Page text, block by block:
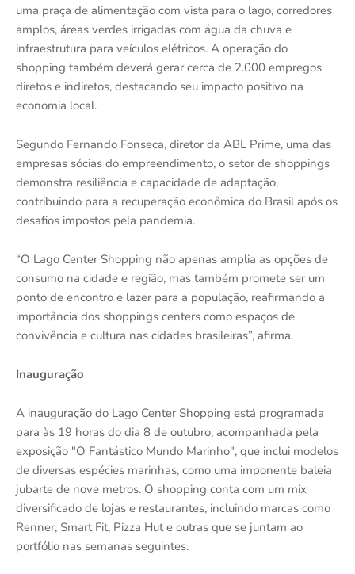
uma praça de alimentação com vista para o lago, corredores
amplos, áreas verdes irrigadas com água da chuva e
infraestrutura para veículos elétricos. A operação do
shopping também deverá gerar cerca de 2.000 empregos
diretos e indiretos, destacando seu impacto positivo na
economia local.
Segundo Fernando Fonseca, diretor da ABL Prime, uma das
empresas sócias do empreendimento, o setor de shoppings
demonstra resiliência e capacidade de adaptação,
contribuindo para a recuperação econômica do Brasil após os
desafios impostos pela pandemia.
“O Lago Center Shopping não apenas amplia as opções de
consumo na cidade e região, mas também promete ser um
ponto de encontro e lazer para a população, reafirmando a
importância dos shoppings centers como espaços de
convivência e cultura nas cidades brasileiras”, afirma.
Inauguração
A inauguração do Lago Center Shopping está programada
para às 19 horas do dia 8 de outubro, acompanhada pela
exposição "O Fantástico Mundo Marinho", que inclui modelos
de diversas espécies marinhas, como uma imponente baleia
jubarte de nove metros. O shopping conta com um mix
diversificado de lojas e restaurantes, incluindo marcas como
Renner, Smart Fit, Pizza Hut e outras que se juntam ao
portfólio nas semanas seguintes.